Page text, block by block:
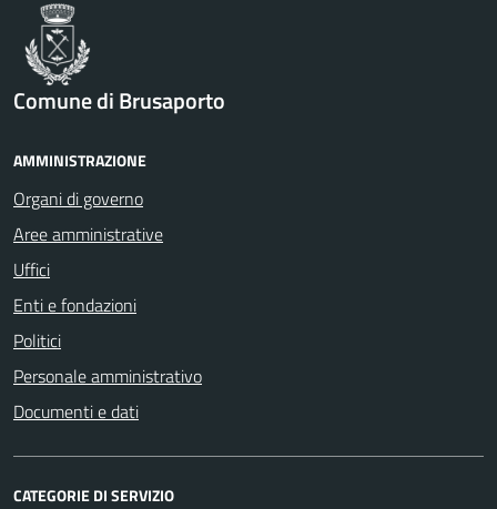
Comune di Brusaporto
AMMINISTRAZIONE
Organi di governo
Aree amministrative
Uffici
Enti e fondazioni
Politici
Personale amministrativo
Documenti e dati
CATEGORIE DI SERVIZIO